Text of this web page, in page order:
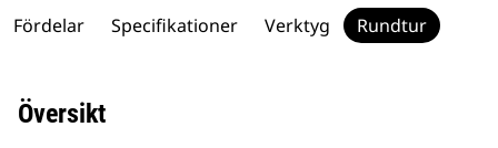
Fördelar Specifikationer Verktyg Rundtur
Översikt